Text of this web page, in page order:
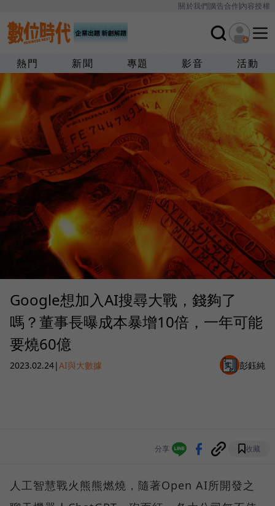
關於我們廣告合作內容授權
熱門 新聞 專題 影音 活動
Google想加入AI搜尋大戰，錢夠了
嗎？董事長曝成本暴增10倍，一年可能
要燒60億
2023.02.24|AI與大數據 彭鈺純
分享 收藏
人工智慧戰火熊熊燃燒，隨著Open AI所開發之